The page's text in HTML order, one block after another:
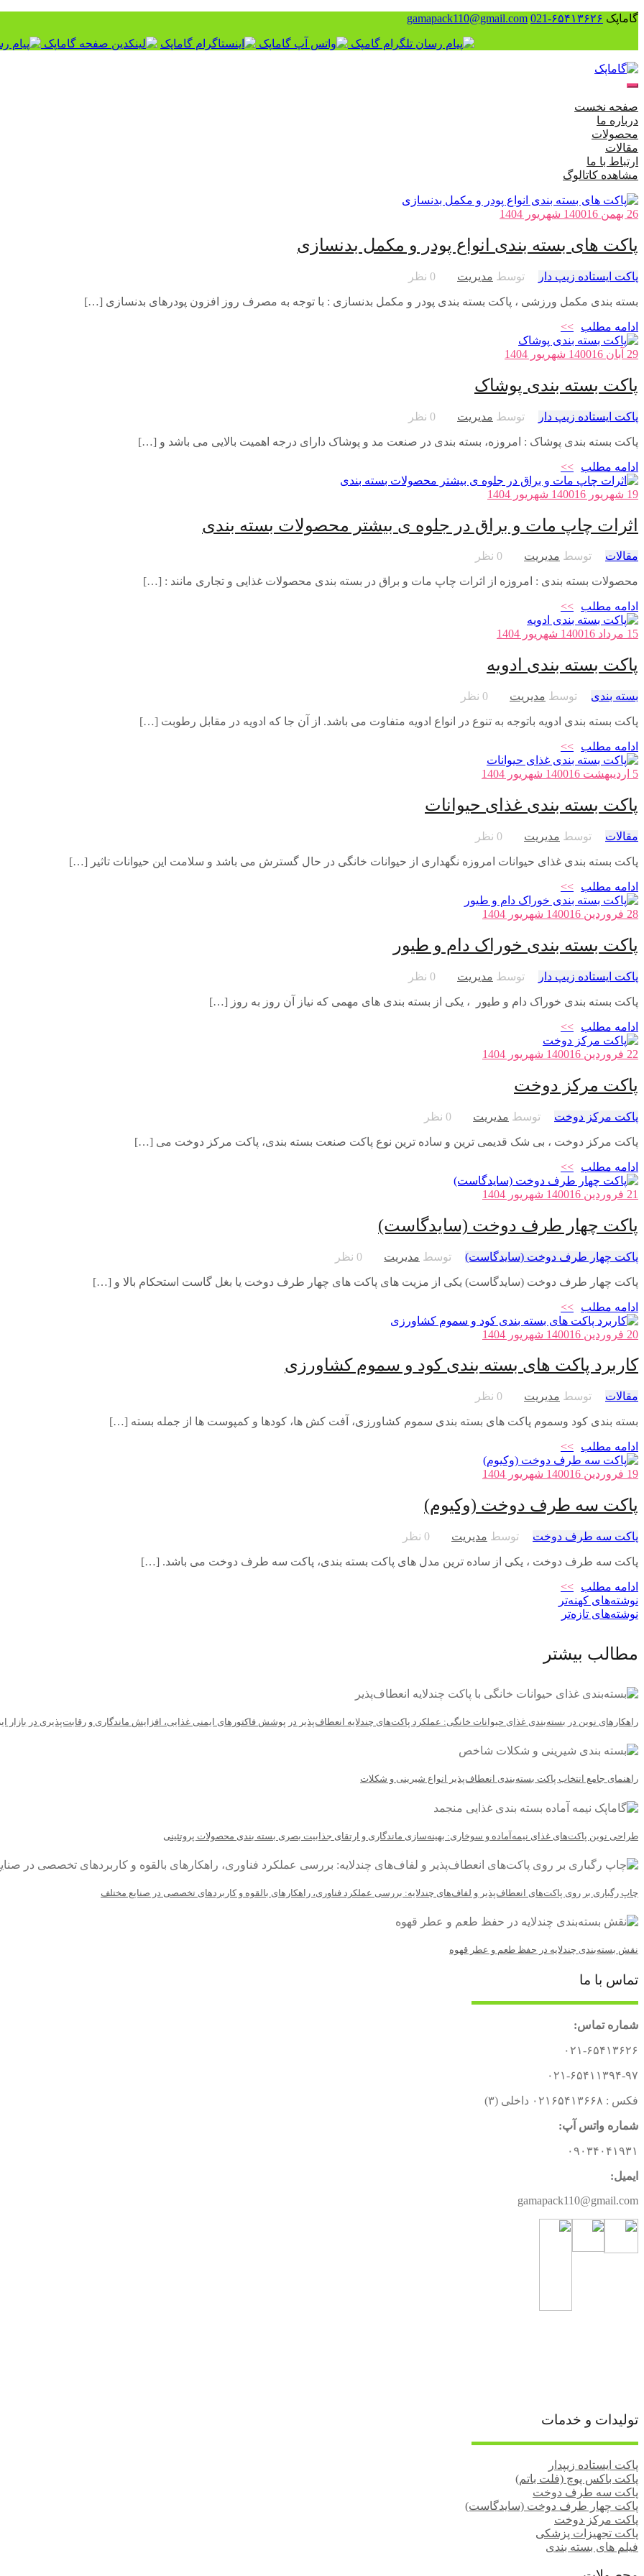
گاماپک ۶۵۴۱۳۶۲۶-021 gamapack110@gmail.com
پرش
به
منوی
تلفن
همراه
را
تغییر
دهید
صفحه نخست
درباره ما
محصولات
مقالات
ارتباط با ما
مشاهده کاتالوگ
گاماپک
مقالات
26 بهمن 1400 16 شهریور 1404
پاکت های بسته بندی انواع پودر و مکمل بدنسازی
پاکت ایستاده زیپ دار توسط مدیریت 0 نظر
بسته بندی مکمل ورزشی ، پاکت بسته بندی پودر و مکمل بدنسازی : با توجه به مصرف روز افزون پودرهای بدنسازی […]
ادامه مطلب >>
29 آبان 1400 16 شهریور 1404
پاکت بسته بندی پوشاک
پاکت ایستاده زیپ دار توسط مدیریت 0 نظر
پاکت بسته بندی پوشاک : امروزه، بسته بندی در صنعت مد و پوشاک دارای درجه اهمیت بالایی می باشد و […]
ادامه مطلب >>
19 شهریور 1400 16 شهریور 1404
اثرات چاپ مات و براق در جلوه ی بیشتر محصولات بسته بندی
مقالات توسط مدیریت 0 نظر
محصولات بسته بندی : امروزه از اثرات چاپ مات و براق در بسته بندی محصولات غذایی و تجاری مانند : […]
ادامه مطلب >>
15 مرداد 1400 16 شهریور 1404
پاکت بسته بندی ادویه
بسته بندی توسط مدیریت 0 نظر
پاکت بسته بندی ادویه باتوجه به تنوع در انواع ادویه متفاوت می باشد. از آن جا که ادویه در مقابل رطوبت […]
ادامه مطلب >>
5 اردیبهشت 1400 16 شهریور 1404
پاکت بسته بندی غذای حیوانات
مقالات توسط مدیریت 0 نظر
پاکت بسته بندی غذای حیوانات امروزه نگهداری از حیوانات خانگی در حال گسترش می باشد و سلامت این حیوانات تاثیر […]
ادامه مطلب >>
28 فروردین 1400 16 شهریور 1404
پاکت بسته بندی خوراک دام و طیور
پاکت ایستاده زیپ دار توسط مدیریت 0 نظر
پاکت بسته بندی خوراک دام و طیور ، یکی از بسته بندی های مهمی که نیاز آن روز به روز […]
ادامه مطلب >>
22 فروردین 1400 16 شهریور 1404
پاکت مرکز دوخت
پاکت مرکز دوخت توسط مدیریت 0 نظر
پاکت مرکز دوخت ، بی شک قدیمی ترین و ساده ترین نوع پاکت صنعت بسته بندی، پاکت مرکز دوخت می […]
ادامه مطلب >>
21 فروردین 1400 16 شهریور 1404
پاکت چهار طرف دوخت (سایدگاست)
پاکت چهار طرف دوخت (سایدگاست) توسط مدیریت 0 نظر
پاکت چهار طرف دوخت (سایدگاست) یکی از مزیت های پاکت های چهار طرف دوخت یا بغل گاست استحکام بالا و […]
ادامه مطلب >>
20 فروردین 1400 16 شهریور 1404
کاربرد پاکت های بسته بندی کود و سموم کشاورزی
مقالات توسط مدیریت 0 نظر
بسته بندی کود وسموم پاکت های بسته بندی سموم کشاورزی، آفت کش ها، کودها و کمپوست ها از جمله بسته […]
ادامه مطلب >>
19 فروردین 1400 16 شهریور 1404
پاکت سه طرف دوخت (وکیوم)
پاکت سه طرف دوخت توسط مدیریت 0 نظر
پاکت سه طرف دوخت ، یکی از ساده ترین مدل های پاکت بسته بندی، پاکت سه طرف دوخت می باشد. […]
ادامه مطلب >>
راهبری
نوشته‌ها
نوشته‌های کهنه‌تر
نوشته‌های تازه‌تر
مطالب بیشتر
راهکارهای نوین در بسته‌بندی غذای حیوانات خانگی: عملکرد پاکت‌های چندلایه انعطاف‌پذیر در پوشش فاکتورهای ایمنی غذایی، افزایش ماندگاری و رقابت‌پذیری در بازار
راهنمای جامع انتخاب پاکت بسته‌بندی انعطاف‌پذیر انواع شیرینی و شکلات
طراحی نوین پاکت‌های غذای نیمه‌آماده و سوخاری: بهینه‌سازی ماندگاری و ارتقای جذابیت بصری بسته بندی محصولات پروتئینی
چاپ رگباری بر روی پاکت‌های انعطاف‌پذیر و لفاف‌های چندلایه: بررسی عملکرد فناوری، راهکارهای بالقوه و کاربردهای تخصصی در صنایع مختلف
نقش بسته‌بندی چندلایه در حفظ طعم و عطر قهوه
تماس با ما
شماره تماس:
۰۲۱-۶۵۴۱۳۶۲۶
۰۲۱-۶۵۴۱۱۳۹۴-۹۷
فکس : ۰۲۱۶۵۴۱۳۶۶۸ داخلی (۳)
شماره واتس آپ:
۰۹۰۳۴۰۴۱۹۳۱
ایمیل:
gamapack110@gmail.com
تولیدات و خدمات
پاکت ایستاده زیپدار
پاکت باکس پوچ (فلت باتم)
پاکت سه طرف دوخت
پاکت چهار طرف دوخت (سایدگاست)
پاکت مرکز دوخت
پاکت تجهیزات پزشکی
فیلم های بسته‌ بندی